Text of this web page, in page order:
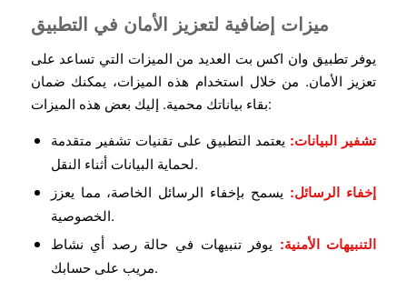
ميزات إضافية لتعزيز الأمان في التطبيق
يوفر تطبيق وان اكس بت العديد من الميزات التي تساعد على
تعزيز الأمان. من خلال استخدام هذه الميزات، يمكنك ضمان
بقاء بياناتك محمية. إليك بعض هذه الميزات:
تشفير البيانات: يعتمد التطبيق على تقنيات تشفير متقدمة
لحماية البيانات أثناء النقل.
إخفاء الرسائل: يسمح بإخفاء الرسائل الخاصة، مما يعزز
الخصوصية.
التنبيهات الأمنية: يوفر تنبيهات في حالة رصد أي نشاط
مريب على حسابك.